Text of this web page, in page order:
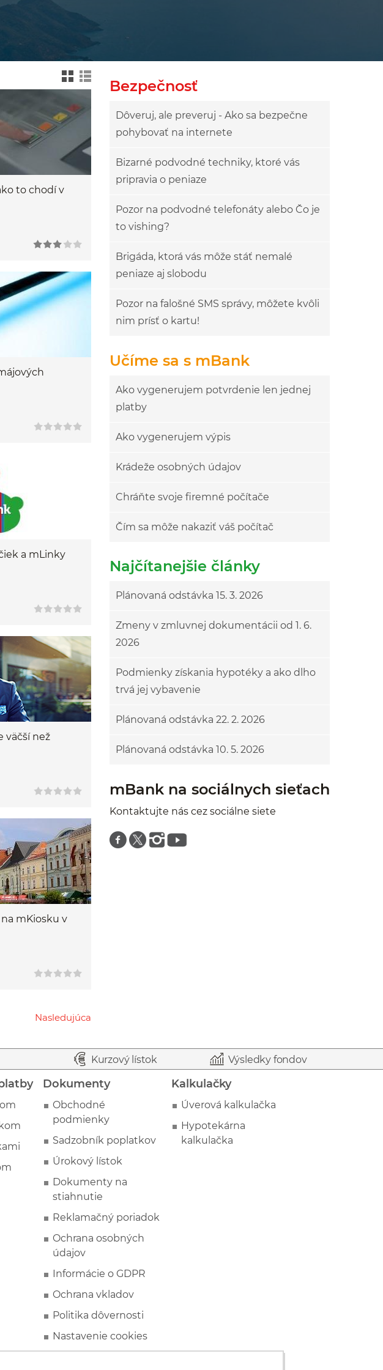
to chodí v
a mLinky
väčší než
mKiosku v
Nasledujúca
Przejdź do następnej strony
Bezpečnosť
Dôveruj, ale preveruj - Ako sa bezpečne
pohybovať na internete
Bizarné podvodné techniky, ktoré vás
pripravia o peniaze
Pozor na podvodné telefonáty alebo Čo je
to vishing?
Brigáda, ktorá vás môže stáť nemalé
peniaze aj slobodu
Pozor na falošné SMS správy, môžete kvôli
nim prísť o kartu!
Učíme sa s mBank
Ako vygenerujem potvrdenie len jednej
platby
Ako vygenerujem výpis
Krádeže osobných údajov
Chráňte svoje firemné počítače
Čím sa môže nakaziť váš počítač
Najčítanejšie články
Plánovaná odstávka 15. 3. 2026
Zmeny v zmluvnej dokumentácii od 1. 6.
2026
Podmienky získania hypotéky a ako dlho
trvá jej vybavenie
Plánovaná odstávka 22. 2. 2026
Plánovaná odstávka 10. 5. 2026
mBank na sociálnych sieťach
Kontaktujte nás cez sociálne siete
Znajdź nas na facebooku
Znajdź nas na twitterze
Znajdź nas na instagramie
Znajdź nas na youtube
Kurzový lístok Výsledky fondov
Dokumenty
Obchodné
podmienky
Sadzobník poplatkov
Úrokový lístok
Dokumenty na
stiahnutie
Reklamačný poriadok
Ochrana osobných
údajov
Informácie o GDPR
Ochrana vkladov
Politika dôvernosti
Nastavenie cookies
Kalkulačky
Úverová kalkulačka
Hypotekárna
kalkulačka